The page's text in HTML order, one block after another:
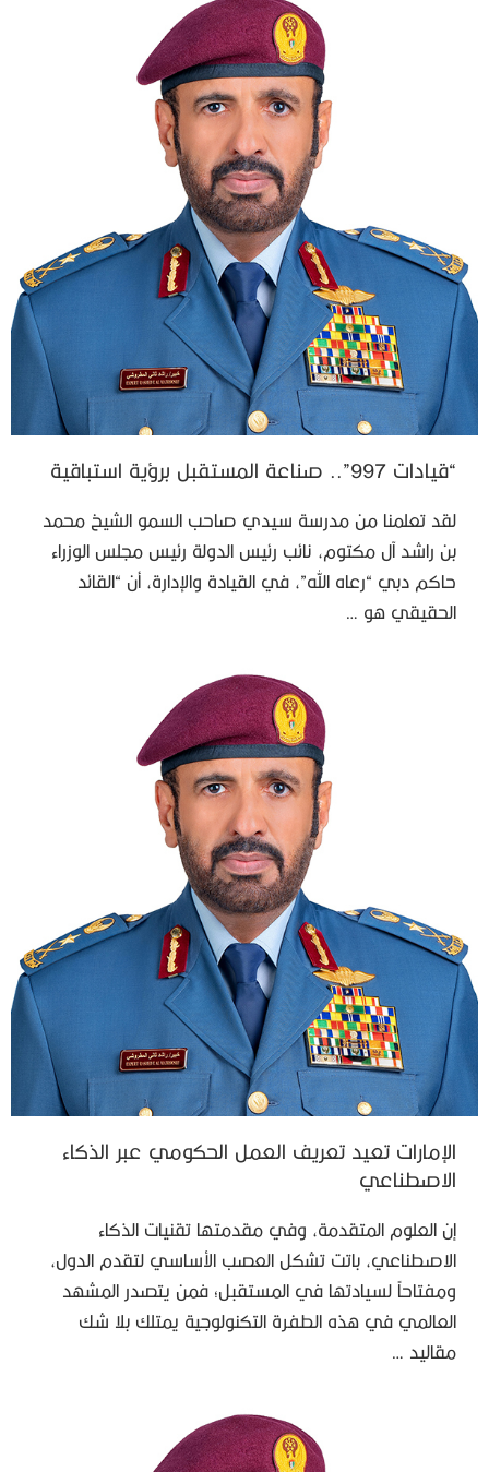
“قيادات 997”.. صناعة المستقبل برؤية استباقية
لقد تعلمنا من مدرسة سيدي صاحب السمو الشيخ محمد
بن راشد آل مكتوم، نائب رئيس الدولة رئيس مجلس الوزراء
حاكم دبي “رعاه الله”، في القيادة والإدارة، أن “القائد
الحقيقي هو …
الإمارات تعيد تعريف العمل الحكومي عبر الذكاء
الاصطناعي
إن العلوم المتقدمة، وفي مقدمتها تقنيات الذكاء
الاصطناعي، باتت تشكل العصب الأساسي لتقدم الدول،
ومفتاحاً لسيادتها في المستقبل؛ فمن يتصدر المشهد
العالمي في هذه الطفرة التكنولوجية يمتلك بلا شك
مقاليد …